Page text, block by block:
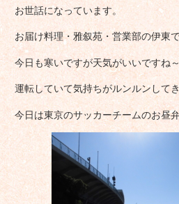
お世話になっています。
お届け料理・雅叙苑・営業部の伊東で
今日も寒いですが天気がいいですね
運転していて気持ちがルンルンしてき
今日は東京のサッカーチームのお昼